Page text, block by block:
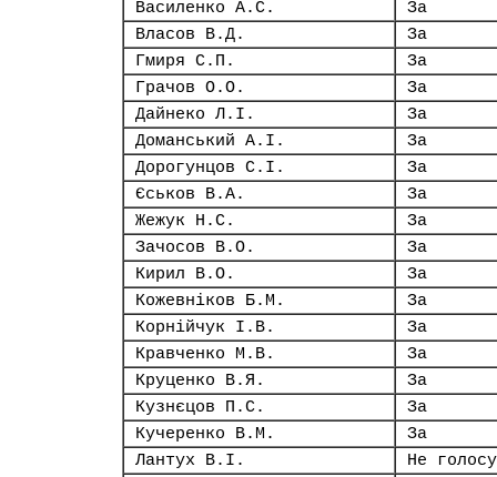
Василенко А.С.
За
Власов В.Д.
За
Гмиря С.П.
За
Грачов О.О.
За
Дайнеко Л.І.
За
Доманський А.І.
За
Дорогунцов С.І.
За
Єськов В.А.
За
Жежук Н.С.
За
Зачосов В.О.
За
Кирил В.О.
За
Кожевніков Б.М.
За
Корнійчук І.В.
За
Кравченко М.В.
За
Круценко В.Я.
За
Кузнєцов П.С.
За
Кучеренко В.М.
За
Лантух В.І.
Не